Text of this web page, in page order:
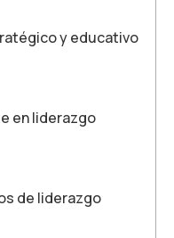
y educativo
en liderazgo
de liderazgo